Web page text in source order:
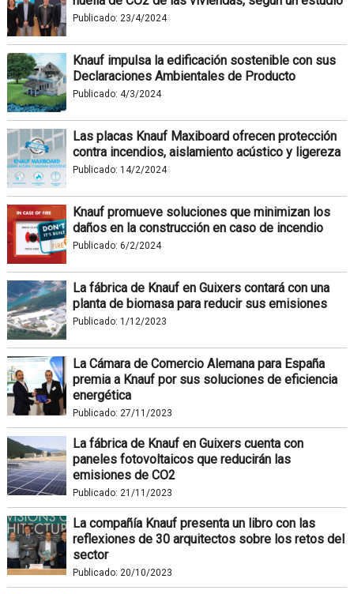
Publicado: 23/4/2024
Knauf impulsa la edificación sostenible con sus
Declaraciones Ambientales de Producto
Publicado: 4/3/2024
Las placas Knauf Maxiboard ofrecen protección
contra incendios, aislamiento acústico y ligereza
Publicado: 14/2/2024
Knauf promueve soluciones que minimizan los
daños en la construcción en caso de incendio
Publicado: 6/2/2024
La fábrica de Knauf en Guixers contará con una
planta de biomasa para reducir sus emisiones
Publicado: 1/12/2023
La Cámara de Comercio Alemana para España
premia a Knauf por sus soluciones de eficiencia
energética
Publicado: 27/11/2023
La fábrica de Knauf en Guixers cuenta con
paneles fotovoltaicos que reducirán las
emisiones de CO2
Publicado: 21/11/2023
La compañía Knauf presenta un libro con las
reflexiones de 30 arquitectos sobre los retos del
sector
Publicado: 20/10/2023